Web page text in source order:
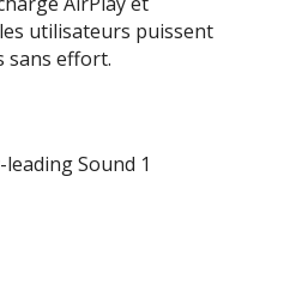
utilisateurs puissent
sans effort.